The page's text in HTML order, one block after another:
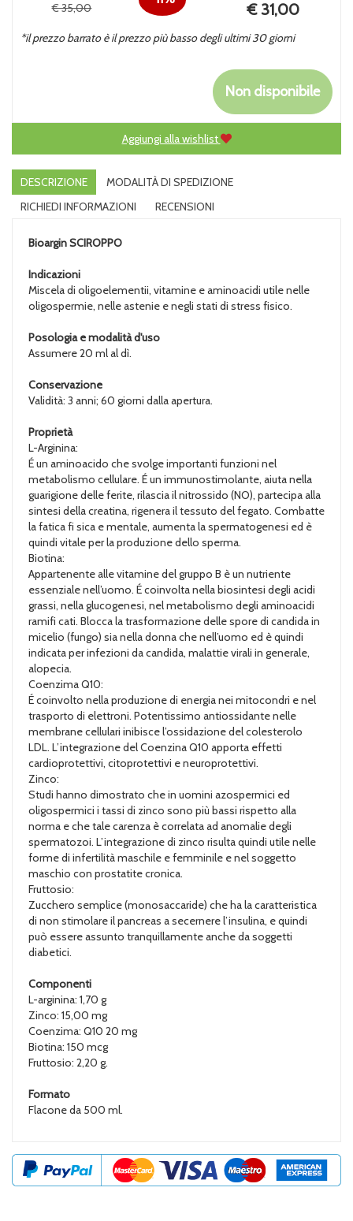
Sconto
€ 35,00
Prezzo
scontato
€ 31,00
*il prezzo barrato è il prezzo più basso degli ultimi 30 giorni
Non disponibile
Aggiungi alla wishlist
DESCRIZIONE
MODALITÀ DI SPEDIZIONE
RICHIEDI INFORMAZIONI
RECENSIONI
BioarginSCIROPPO
Indicazioni
Miscela di oligoelementii, vitamine e aminoacidi utile nelle
oligospermie, nelle astenie e negli stati di stress fisico.
Posologia e modalità d'uso
Assumere 20 ml al dì.
Conservazione
Validità: 3 anni; 60 giorni dalla apertura.
Proprietà
L-Arginina:
É un aminoacido che svolge importanti funzioni nel
metabolismo cellulare. É un immunostimolante, aiuta nella
guarigione delle ferite, rilascia il nitrossido (NO), partecipa alla
sintesi della creatina, rigenera il tessuto del fegato. Combatte
la fatica fi sica e mentale, aumenta la spermatogenesi ed è
quindi vitale per la produzione dello sperma.
Biotina:
Appartenente alle vitamine del gruppo B è un nutriente
essenziale nell’uomo. É coinvolta nella biosintesi degli acidi
grassi, nella glucogenesi, nel metabolismo degli aminoacidi
ramifi cati. Blocca la trasformazione delle spore di candida in
micelio (fungo) sia nella donna che nell’uomo ed è quindi
indicata per infezioni da candida, malattie virali in generale,
alopecia.
Coenzima Q10:
É coinvolto nella produzione di energia nei mitocondri e nel
trasporto di elettroni. Potentissimo antiossidante nelle
membrane cellulari inibisce l’ossidazione del colesterolo
LDL. L’integrazione del Coenzina Q10 apporta effetti
cardioprotettivi, citoprotettivi e neuroprotettivi.
Zinco:
Studi hanno dimostrato che in uomini azospermici ed
oligospermici i tassi di zinco sono più bassi rispetto alla
norma e che tale carenza è correlata ad anomalie degli
spermatozoi. L’integrazione di zinco risulta quindi utile nelle
forme di infertilità maschile e femminile e nel soggetto
maschio con prostatite cronica.
Fruttosio:
Zucchero semplice (monosaccaride) che ha la caratteristica
di non stimolare il pancreas a secernere l’insulina, e quindi
può essere assunto tranquillamente anche da soggetti
diabetici.
Componenti
L-arginina: 1,70 g
Zinco: 15,00 mg
Coenzima: Q10 20 mg
Biotina: 150 mcg
Fruttosio: 2,20 g.
Formato
Flacone da 500 ml.